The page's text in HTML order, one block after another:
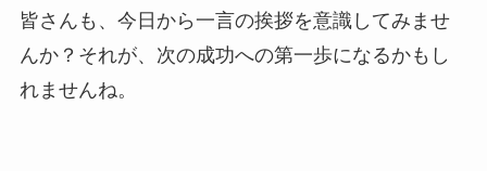
皆さんも、今日から一言の挨拶を意識してみませ
んか？それが、次の成功への第一歩になるかもし
れませんね。